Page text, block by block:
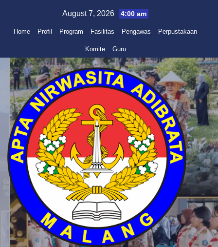
content
August 7, 2026 4:00 am
Home Profil Program Fasilitas Pengawas Perpustakaan
Komite Guru